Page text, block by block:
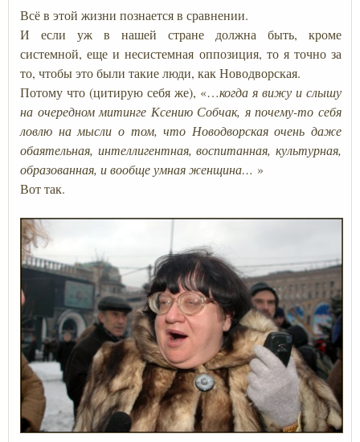
Всё в этой жизни познается в сравнении.
И если уж в нашей стране должна быть, кроме
системной, еще и несистемная оппозиция, то я точно за
то, чтобы это были такие люди, как Новодворская.
Потому что (цитирую себя же), «…когда я вижу и слышу
на очередном митинге Ксению Собчак, я почему-то себя
ловлю на мысли о том, что Новодворская очень даже
обаятельная, интеллигентная, воспитанная, культурная,
образованная, и вообще умная женщина… »
Вот так.